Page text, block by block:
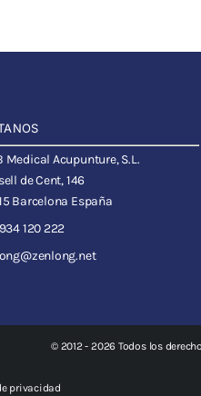
Medical Acupunture, S.L.
de Cent, 146
Barcelona España
120 222
© 2012 - 2026 Todos los
privacidad